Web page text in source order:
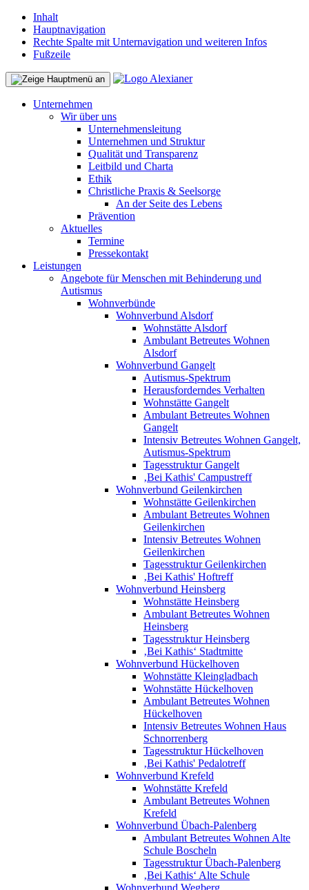
Inhalt
Hauptnavigation
Rechte Spalte mit Unternavigation und weiteren Infos
Fußzeile
Unternehmen
Wir über uns
Unternehmensleitung
Unternehmen und Struktur
Qualität und Transparenz
Leitbild und Charta
Ethik
Christliche Praxis & Seelsorge
An der Seite des Lebens
Prävention
Aktuelles
Termine
Pressekontakt
Leistungen
Angebote für Menschen mit Behinderung und
Autismus
Wohnverbünde
Wohnverbund Alsdorf
Wohnstätte Alsdorf
Ambulant Betreutes Wohnen
Alsdorf
Wohnverbund Gangelt
Autismus-Spektrum
Herausforderndes Verhalten
Wohnstätte Gangelt
Ambulant Betreutes Wohnen
Gangelt
Intensiv Betreutes Wohnen Gangelt,
Autismus-Spektrum
Tagesstruktur Gangelt
‚Bei Kathis' Campustreff
Wohnverbund Geilenkirchen
Wohnstätte Geilenkirchen
Ambulant Betreutes Wohnen
Geilenkirchen
Intensiv Betreutes Wohnen
Geilenkirchen
Tagesstruktur Geilenkirchen
‚Bei Kathis' Hoftreff
Wohnverbund Heinsberg
Wohnstätte Heinsberg
Ambulant Betreutes Wohnen
Heinsberg
Tagesstruktur Heinsberg
‚Bei Kathis‘ Stadtmitte
Wohnverbund Hückelhoven
Wohnstätte Kleingladbach
Wohnstätte Hückelhoven
Ambulant Betreutes Wohnen
Hückelhoven
Intensiv Betreutes Wohnen Haus
Schnorrenberg
Tagesstruktur Hückelhoven
‚Bei Kathis' Pedalotreff
Wohnverbund Krefeld
Wohnstätte Krefeld
Ambulant Betreutes Wohnen
Krefeld
Wohnverbund Übach-Palenberg
Ambulant Betreutes Wohnen Alte
Schule Boscheln
Tagesstruktur Übach-Palenberg
‚Bei Kathis‘ Alte Schule
Wohnverbund Wegberg